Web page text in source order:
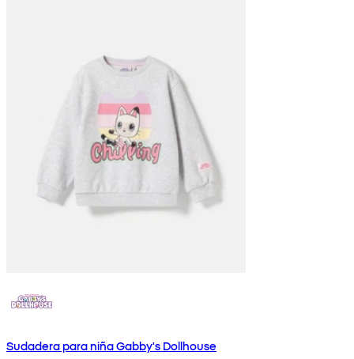
Sudadera para niña Gabby's Dollhouse